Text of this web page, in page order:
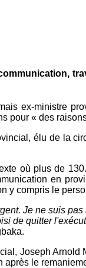
ex-ministre
pour « des
élu de la
où plus de
en
y compris le
Je ne suis
de quitter
Joseph
le